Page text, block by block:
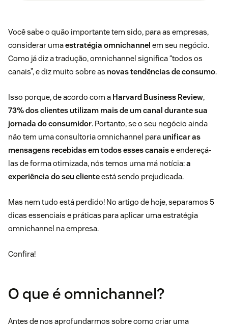
Você sabe o quão importante tem sido, para as empresas,
considerar umaestratégia omnichannel em seu negócio.
Como já diz a tradução, omnichannel significa “todos os
canais”, e diz muito sobre as novas tendências de consumo.
Isso porque, de acordo com a Harvard Business Review,
73% dos clientes utilizam mais de um canal durante sua
jornada do consumidor. Portanto, se o seu negócio ainda
não tem uma consultoria omnichannel para unificar as
mensagens recebidas em todos esses canaise endereçá-
las de forma otimizada, nós temos uma má notícia:a
experiência do seu clienteestá sendo prejudicada.
Mas nem tudo está perdido! No artigo de hoje, separamos 5
dicas essenciais e práticas para aplicar uma estratégia
omnichannel na empresa.
Confira!
O que é omnichannel?
Antes de nos aprofundarmos sobre como criar uma